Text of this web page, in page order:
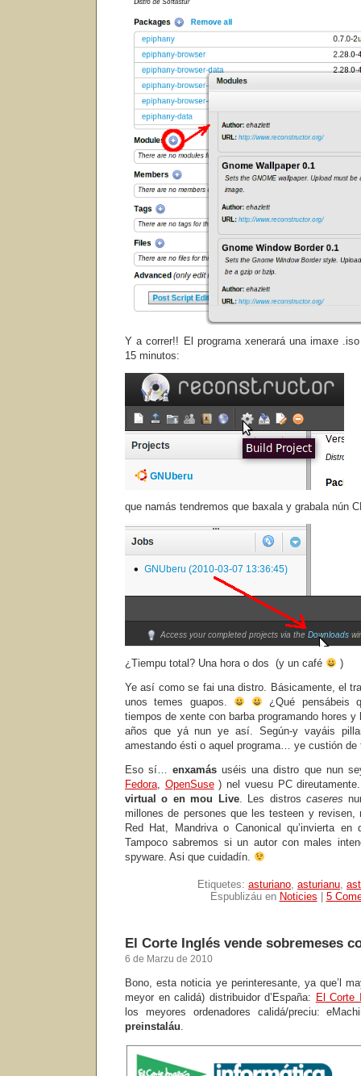
Y a correr!! El programa xenerará una imaxe
15 minutos:
que namás tendremos que baxala y grabala nún
¿Tiempu total? Una hora o dos (y un café
)
Ye así como se fai una distro. Básicamente, el
unos temes guapos.
¿Qué pensábeis
tiempos de xente con barba programando hores
años que yá nun ye así. Según-y vayáis
amestando ésti o aquel programa… ye custión de
Eso sí…enxamás uséis una distro que nun
Fedora
OpenSuse) nel vuesu PC
virtual
o en mou Live. Les distros caseres
millones de persones que les testeen y revisen,
Red Hat, Mandriva o Canonical qu’invierta en
Tampoco sabremos si un autor con males
spyware. Asi que cuidadín.
Etiquetes: asturiano asturianu
Espublizáu en Noticies 5
El Corte Inglés vende sobremeses
6 de Marzu de 2010
Bono, esta noticia ye perinteresante, ya que’l
meyor en calidá) distribuidor d’España: El Corte
los meyores ordenadores calidá/preciu:
preinstaláu